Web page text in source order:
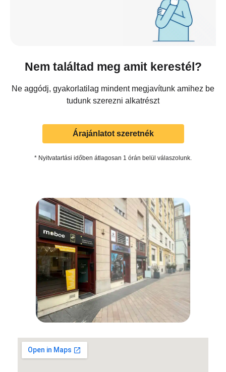
Nem találtad meg amit kerestél?
Ne aggódj, gyakorlatilag mindent megjavítunk amihez be
tudunk szerezni alkatrészt
Árajánlatot szeretnék
* Nyitvatartási időben átlagosan 1 órán belül válaszolunk.